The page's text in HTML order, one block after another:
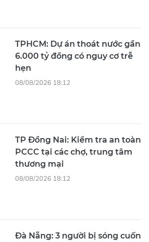
TPHCM: Dự án thoát nước gần
6.000 tỷ đồng có nguy cơ trễ
hẹn
08/08/2026 18:12
TP Đồng Nai: Kiểm tra an toàn
PCCC tại các chợ, trung tâm
thương mại
08/08/2026 18:12
Đà Nẵng: 3 người bị sóng cuốn